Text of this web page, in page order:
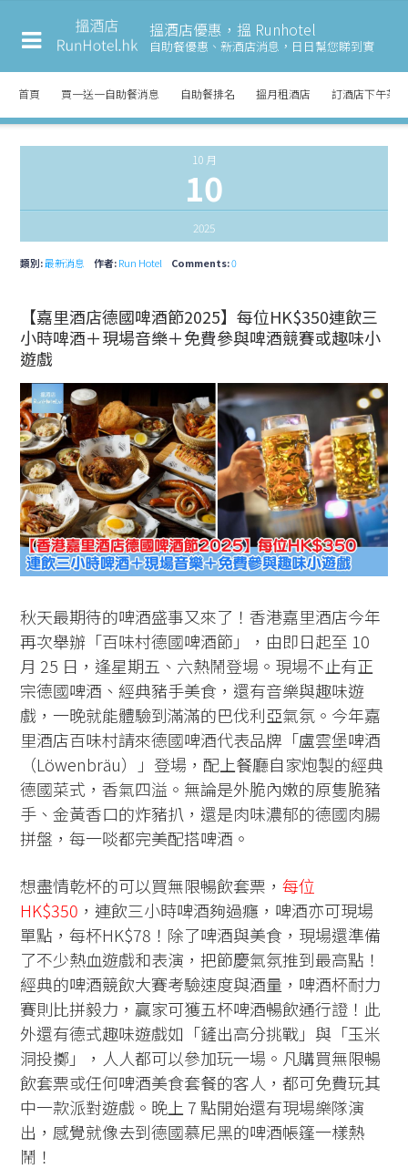
搵酒店優惠，搵 Runhotel
自助餐優惠、新酒店消息， 日日幫您睇到實
首頁 買一送一自助餐消息 自助餐排名 搵月租酒店 訂酒店下午茶
10 月
10
2025
類別:最新消息 作者:Run Hotel Comments:0
【嘉里酒店德國啤酒節2025】每位HK$350連飲三
小時啤酒＋現場音樂＋免費參與啤酒競賽或趣味小
遊戲
秋天最期待的啤酒盛事又來了！香港嘉里酒店今年
再次舉辦「百味村德國啤酒節」，由即日起至 10
月 25 日，逢星期五、六熱鬧登場。現場不止有正
宗德國啤酒、經典豬手美食，還有音樂與趣味遊
戲，一晚就能體驗到滿滿的巴伐利亞氣氛。今年嘉
里酒店百味村請來德國啤酒代表品牌「盧雲堡啤酒
（Löwenbräu）」登場，配上餐廳自家炮製的經典
德國菜式，香氣四溢。無論是外脆內嫩的原隻脆豬
手、金黃香口的炸豬扒，還是肉味濃郁的德國肉腸
拼盤，每一啖都完美配搭啤酒。
想盡情乾杯的可以買無限暢飲套票，每位
HK$350 ，連飲三小時啤酒夠過癮，啤酒亦可現場
單點，每杯HK$78！除了啤酒與美食，現場還準備
了不少熱血遊戲和表演，把節慶氣氛推到最高點！
經典的啤酒競飲大賽考驗速度與酒量，啤酒杯耐力
賽則比拼毅力，贏家可獲五杯啤酒暢飲通行證！此
外還有德式趣味遊戲如「鏟出高分挑戰」與「玉米
洞投擲」，人人都可以參加玩一場。凡購買無限暢
飲套票或任何啤酒美食套餐的客人，都可免費玩其
中一款派對遊戲。晚上 7 點開始還有現場樂隊演
出，感覺就像去到德國慕尼黑的啤酒帳篷一樣熱
鬧！